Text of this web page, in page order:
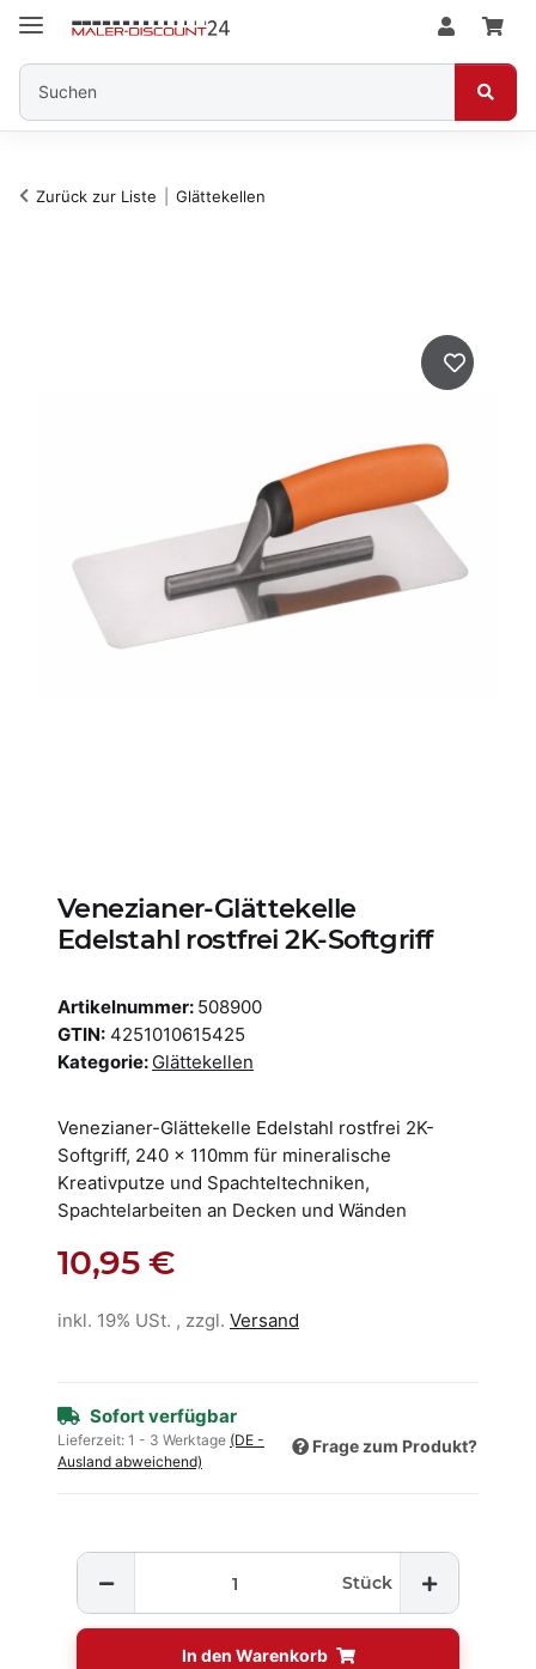
Zurück zur Liste Glättekellen
Venezianer-Glättekelle
Edelstahl rostfrei 2K-Softgriff
Artikelnummer: 508900
GTIN: 4251010615425
Kategorie: Glättekellen
Venezianer-Glättekelle Edelstahl rostfrei 2K-
Softgriff, 240 x 110mm für mineralische
Kreativputze und Spachteltechniken,
Spachtelarbeiten an Decken und Wänden
10,95 €
inkl. 19% USt. , zzgl. Versand
Sofort verfügbar
Lieferzeit: 1 - 3 Werktage (DE -
Ausland abweichend)
Frage zum Produkt?
Stück
In den Warenkorb